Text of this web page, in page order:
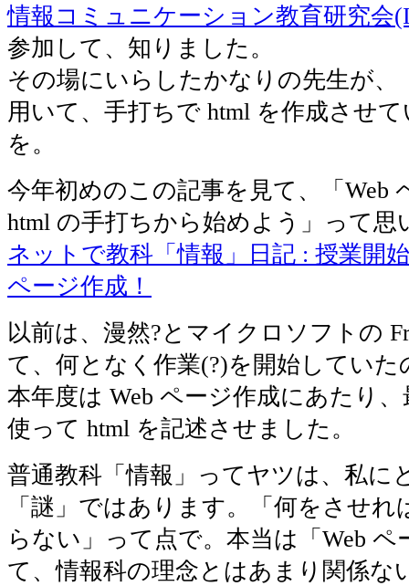
情報コミュニケーション教育研究会
参加して、知りました。
その場にいらしたかなりの先生が、
用いて、手打ちで html を作成させ
を。
今年初めのこの記事を見て、「Web
html の手打ちから始めよう」って思
ネットで教科「情報」日記 : 授業開
ページ作成！
以前は、漫然?とマイクロソフトの
て、何となく作業(?)を開始していた
本年度は Web ページ作成にあたり
使って html を記述させました。
普通教科「情報」ってヤツは、私に
「謎」ではあります。「何をさせ
らない」って点で。本当は「Web ペ
て、情報科の理念とはあまり関係な